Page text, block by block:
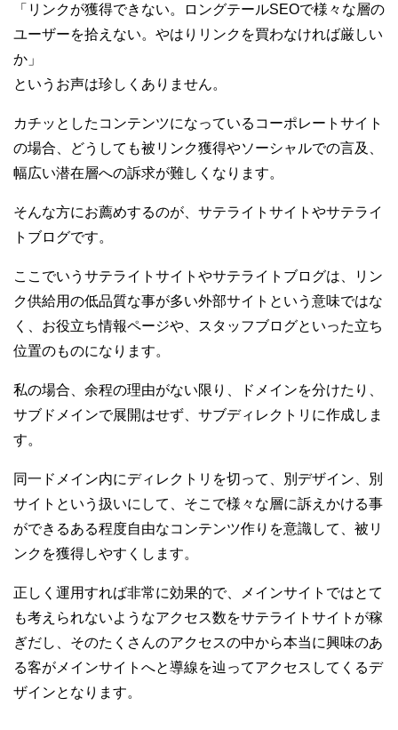
「リンクが獲得できない。ロングテールSEOで様々な層の
ユーザーを拾えない。やはりリンクを買わなければ厳しい
か」
というお声は珍しくありません。
カチッとしたコンテンツになっているコーポレートサイト
の場合、どうしても被リンク獲得やソーシャルでの言及、
幅広い潜在層への訴求が難しくなります。
そんな方にお薦めするのが、サテライトサイトやサテライ
トブログです。
ここでいうサテライトサイトやサテライトブログは、リン
ク供給用の低品質な事が多い外部サイトという意味ではな
く、お役立ち情報ページや、スタッフブログといった立ち
位置のものになります。
私の場合、余程の理由がない限り、ドメインを分けたり、
サブドメインで展開はせず、サブディレクトリに作成しま
す。
同一ドメイン内にディレクトリを切って、別デザイン、別
サイトという扱いにして、そこで様々な層に訴えかける事
ができるある程度自由なコンテンツ作りを意識して、被リ
ンクを獲得しやすくします。
正しく運用すれば非常に効果的で、メインサイトではとて
も考えられないようなアクセス数をサテライトサイトが稼
ぎだし、そのたくさんのアクセスの中から本当に興味のあ
る客がメインサイトへと導線を辿ってアクセスしてくるデ
ザインとなります。